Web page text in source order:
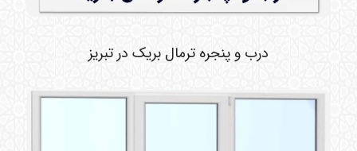
درب و پنجره ترمال بریک در تبریز